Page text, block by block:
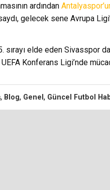
ardından
gelecek sene Avrupa
sırayı elde eden Sivasspor
Konferans Ligi’nde
, Blog, Genel , Güncel Futbol